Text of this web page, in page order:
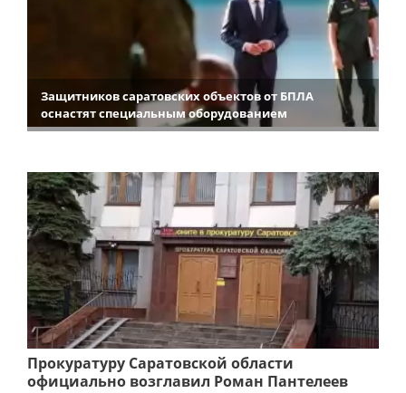
Защитников саратовских объектов от БПЛА
оснастят специальным оборудованием
Прокуратуру Саратовской области
официально возглавил Роман Пантелеев